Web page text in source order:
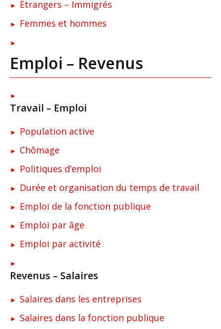
Étrangers – Immigrés
Femmes et hommes
Emploi – Revenus
Travail – Emploi
Population active
Chômage
Politiques d’emploi
Durée et organisation du temps de travail
Emploi de la fonction publique
Emploi par âge
Emploi par activité
Revenus – Salaires
Salaires dans les entreprises
Salaires dans la fonction publique